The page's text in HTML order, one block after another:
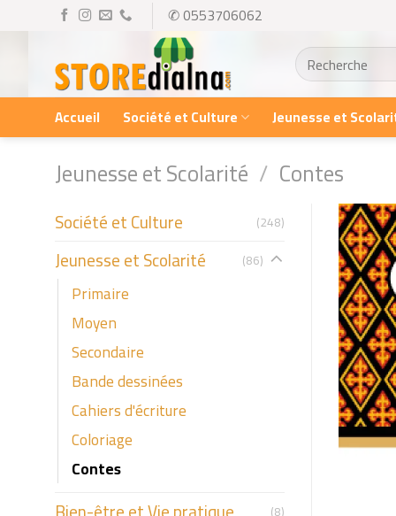
content
✆ 0553706062
Recherche
pour :
Accueil Société et Culture Jeunesse et
Jeunesse et Scolarité / Contes
Société et Culture (248)
Jeunesse et Scolarité (86)
Primaire
Moyen
Secondaire
Bande dessinées
Cahiers d'écriture
Coloriage
Contes